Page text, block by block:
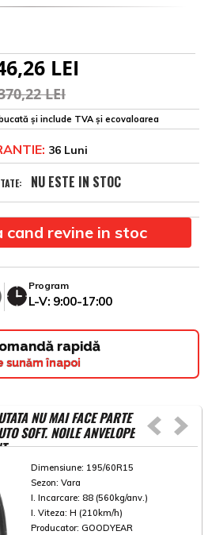
LEI
LEI
și include TVA și ecovaloarea
36 Luni
NU ESTE IN STOC
revine in stoc
Program
L-V: 9:00-17:00
rapidă
sunăm înapoi
NU MAI FACE PARTE
SOFT. NOILE ANVELOPE
Dimensiune: 195/60R15
Sezon: Vara
I. Incarcare: 88 (560kg/anv.)
I. Viteza: H (210km/h)
Producator: GOODYEAR